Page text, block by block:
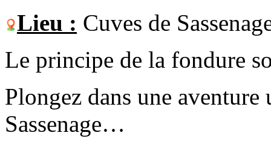
Lieu : Cuves de
Le principe de la fondure
Plongez dans une
Sassenage…